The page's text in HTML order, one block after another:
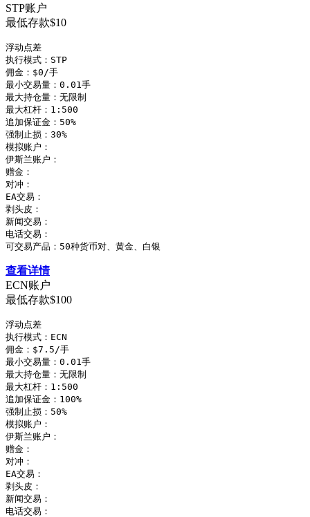
STP账户
最低存款$10
浮动点差
执行模式：STP
佣金：$0/手
最小交易量：0.01手
最大持仓量：无限制
最大杠杆：1:500
追加保证金：50%
强制止损：30%
模拟账户：
伊斯兰账户：
赠金：
对冲：
EA交易：
剥头皮：
新闻交易：
电话交易：
可交易产品：50种货币对、黄金、白银
查看详情
ECN账户
最低存款$100
浮动点差
执行模式：ECN
佣金：$7.5/手
最小交易量：0.01手
最大持仓量：无限制
最大杠杆：1:500
追加保证金：100%
强制止损：50%
模拟账户：
伊斯兰账户：
赠金：
对冲：
EA交易：
剥头皮：
新闻交易：
电话交易：